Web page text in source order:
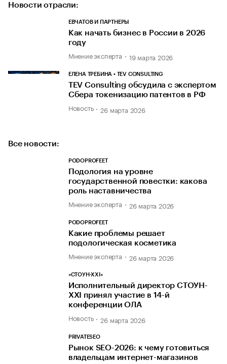
Новости отрасли:
ЕВЧАТОВ И ПАРТНЕРЫ
Как начать бизнес в России в 2026
году
Мнение эксперта 19 марта 2026
ЕЛЕНА ТРЕБИНА • TEV CONSULTING
TEV Consulting обсудила с экспертом
Сбера токенизацию патентов в РФ
Новость 26 марта 2026
Все новости:
PODOPROFEET
Подология на уровне
государственной повестки: какова
роль наставничества
Мнение эксперта 26 марта 2026
PODOPROFEET
Какие проблемы решает
подологическая косметика
Мнение эксперта 26 марта 2026
«СТОУН-ХХI»
Исполнительный директор СТОУН-
XXI принял участие в 14-й
конференции ОЛА
Новость 26 марта 2026
PRIVATESEO
Рынок SEO-2026: к чему готовиться
владельцам интернет-магазинов